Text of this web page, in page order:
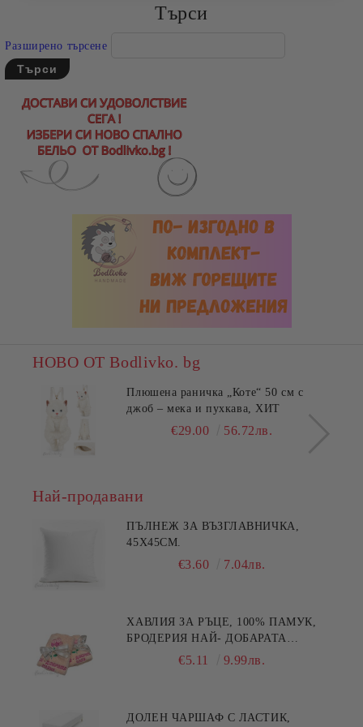
Търси
Разширено търсене
НОВО ОТ Bodlivko. bg
Плюшена раничка „Коте“ 50 см с
джоб – мека и пухкава, ХИТ
€29.00 56.72лв.
Най-продавани
ПЪЛНЕЖ ЗА ВЪЗГЛАВНИЧКА,
45X45СМ.
€3.60 7.04лв.
ХАВЛИЯ ЗА РЪЦЕ, 100% ПАМУК,
БРОДЕРИЯ НАЙ- ДОБАРАТА
МАЙКА/БАБА , РАЗМЕР:
€5.11 9.99лв.
ДОЛЕН ЧАРШАФ С ЛАСТИК,